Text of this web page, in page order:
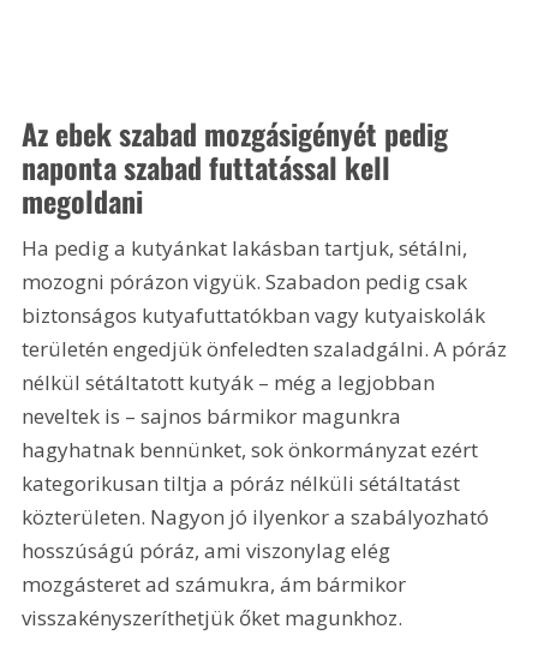
Az ebek szabad mozgásigényét pedig
naponta szabad futtatással kell
megoldani
Ha pedig a kutyánkat lakásban tartjuk, sétálni,
mozogni pórázon vigyük. Szabadon pedig csak
biztonságos kutyafuttatókban vagy kutyaiskolák
területén engedjük önfeledten szaladgálni. A póráz
nélkül sétáltatott kutyák – még a legjobban
neveltek is – sajnos bármikor magunkra
hagyhatnak bennünket, sok önkormányzat ezért
kategorikusan tiltja a póráz nélküli sétáltatást
közterületen. Nagyon jó ilyenkor a szabályozható
hosszúságú póráz, ami viszonylag elég
mozgásteret ad számukra, ám bármikor
visszakényszeríthetjük őket magunkhoz.